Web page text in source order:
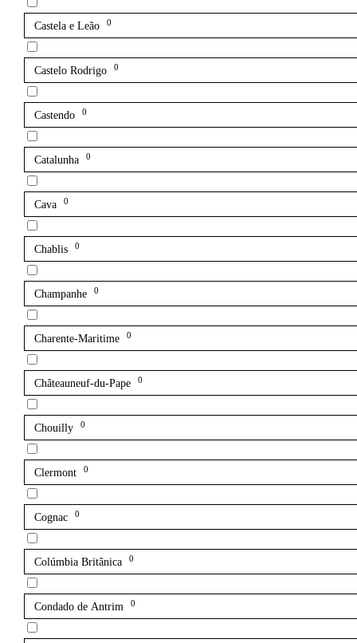
Castela e Leão 0
Castelo Rodrigo 0
Castendo 0
Catalunha 0
Cava 0
Chablis 0
Champanhe 0
Charente-Maritime 0
Châteauneuf-du-Pape 0
Chouilly 0
Clermont 0
Cognac 0
Colúmbia Britânica 0
Condado de Antrim 0